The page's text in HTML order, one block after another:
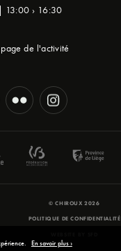
13:00 › 16:30
de l'activité
© CHIROUX 2026
POLITIQUE DE CONFIDENTIALITÉ
En savoir plus ›